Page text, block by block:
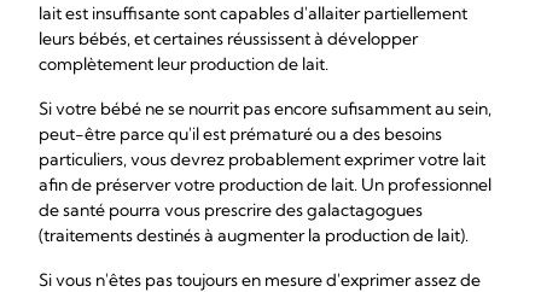
lait est insuffisante sont capables d'allaiter partiellement
leurs bébés, et certaines réussissent à développer
complètement leur production de lait.
Si votre bébé ne se nourrit pas encore sufisamment au sein,
peut-être parce qu'il est prématuré ou a des besoins
particuliers, vous devrez probablement exprimer votre lait
afin de préserver votre production de lait. Un professionnel
de santé pourra vous prescrire des galactagogues
(traitements destinés à augmenter la production de lait).
Si vous n'êtes pas toujours en mesure d'exprimer assez de